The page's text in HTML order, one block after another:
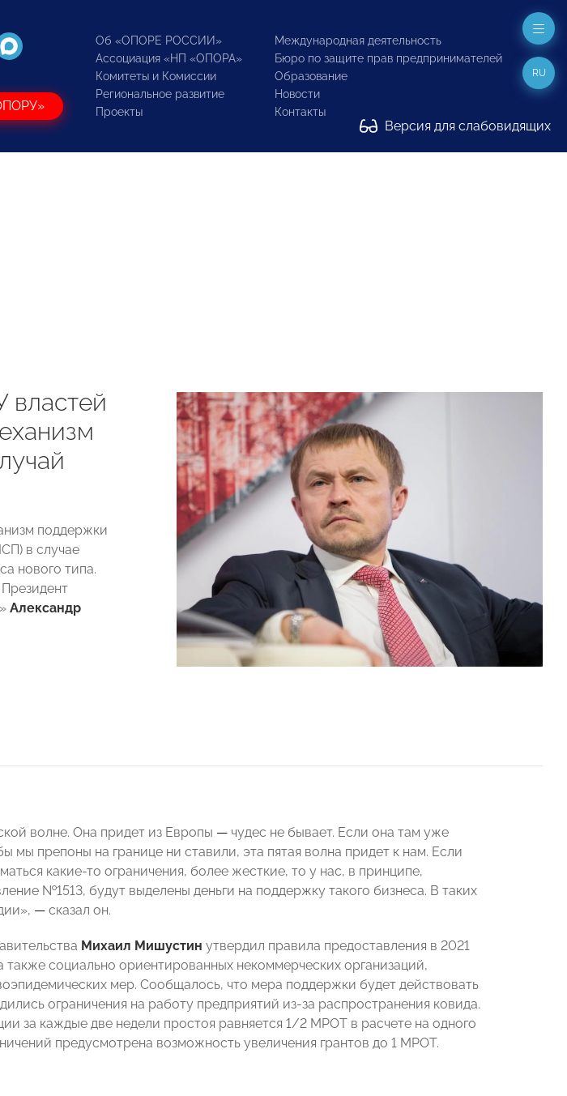
Об «ОПОРЕ РОССИИ»
Ассоциация «НП «ОПОРА»
Комитеты и Комиссии
Региональное развитие
Проекты
Международная деятельность
Бюро по защите прав предпринимателей
Образование
Новости
Контакты
Версия для слабовидящих
RU
властей
поддержки
в случае
нового типа.
Александр
волне. Она придет из Европы — чудес не бывает. Если она там уже
мы препоны на границе ни ставили, эта пятая волна придет к нам. Если
какие-то ограничения, более жесткие, то у нас, в принципе,
№1513, будут выделены деньги на поддержку такого бизнеса. В таких
— сказал он.
Михаил Мишустин утвердил правила предоставления в 2021
также социально ориентированных некоммерческих организаций,
мер. Сообщалось, что мера поддержки будет действовать
ограничения на работу предприятий из-за распространения ковида.
за каждые две недели простоя равняется 1/2 МРОТ в расчете на одного
предусмотрена возможность увеличения грантов до 1 МРОТ.